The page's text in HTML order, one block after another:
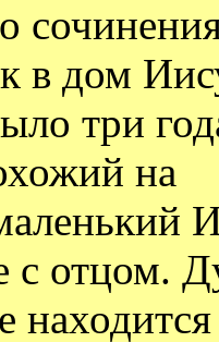
в дом
три
на
с отцом.